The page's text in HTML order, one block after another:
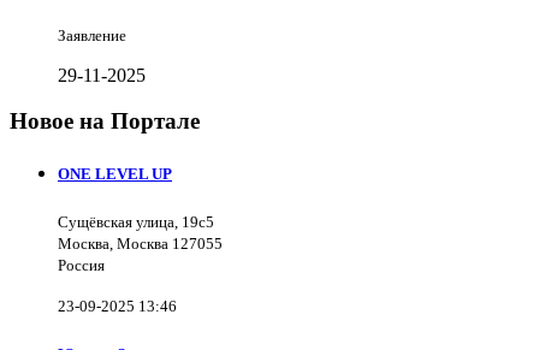
Заявление
29-11-2025
Новое на Портале
ONE LEVEL UP
Сущёвская улица, 19с5
Москва, Москва 127055
Россия
23-09-2025 13:46